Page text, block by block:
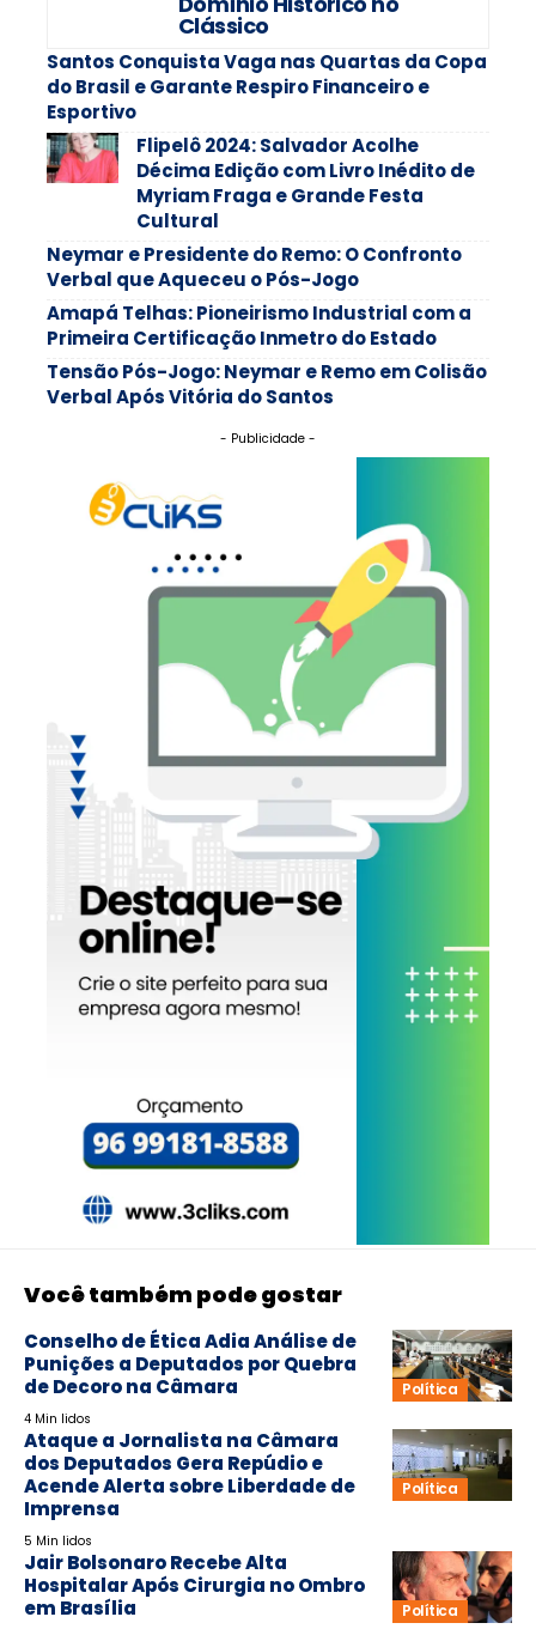
Clássico
Santos Conquista Vaga nas Quartas da Copa
do Brasil e Garante Respiro Financeiro e
Esportivo
Flipelô 2024: Salvador Acolhe
Décima Edição com Livro Inédito de
Myriam Fraga e Grande Festa
Cultural
Neymar e Presidente do Remo: O Confronto
Verbal que Aqueceu o Pós-Jogo
Amapá Telhas: Pioneirismo Industrial com a
Primeira Certificação Inmetro do Estado
Tensão Pós-Jogo: Neymar e Remo em Colisão
Verbal Após Vitória do Santos
- Publicidade -
Você também pode gostar
Política
Conselho de Ética Adia Análise de
Punições a Deputados por Quebra
de Decoro na Câmara
4 Min lidos
Política
Ataque a Jornalista na Câmara
dos Deputados Gera Repúdio e
Acende Alerta sobre Liberdade de
Imprensa
5 Min lidos
Política
Jair Bolsonaro Recebe Alta
Hospitalar Após Cirurgia no Ombro
em Brasília